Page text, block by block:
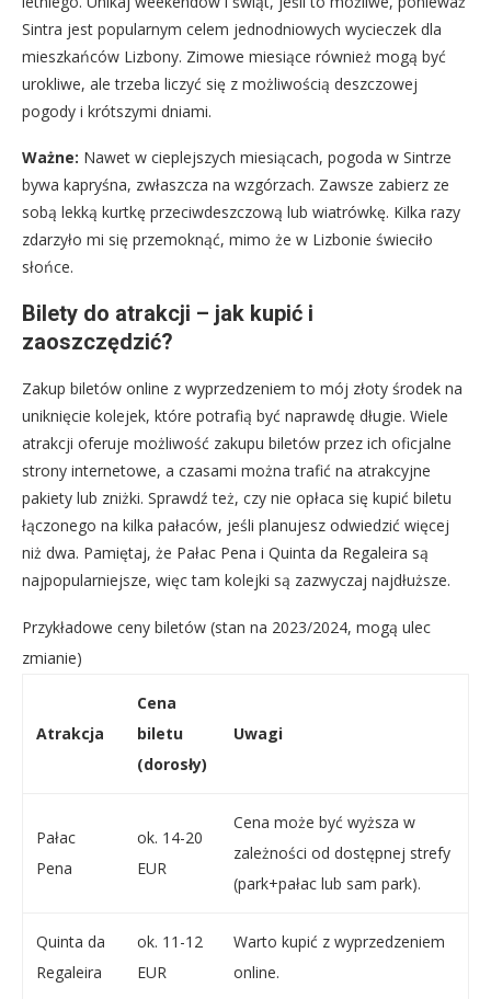
Sintra jest popularnym celem jednodniowych wycieczek dla
mieszkańców Lizbony. Zimowe miesiące również mogą być
urokliwe, ale trzeba liczyć się z możliwością deszczowej
pogody i krótszymi dniami.
Ważne: Nawet w cieplejszych miesiącach, pogoda w Sintrze
bywa kapryśna, zwłaszcza na wzgórzach. Zawsze zabierz ze
sobą lekką kurtkę przeciwdeszczową lub wiatrówkę. Kilka razy
zdarzyło mi się przemoknąć, mimo że w Lizbonie świeciło
słońce.
Bilety do atrakcji – jak kupić i
zaoszczędzić?
Zakup biletów online z wyprzedzeniem to mój złoty środek na
uniknięcie kolejek, które potrafią być naprawdę długie. Wiele
atrakcji oferuje możliwość zakupu biletów przez ich oficjalne
strony internetowe, a czasami można trafić na atrakcyjne
pakiety lub zniżki. Sprawdź też, czy nie opłaca się kupić biletu
łączonego na kilka pałaców, jeśli planujesz odwiedzić więcej
niż dwa. Pamiętaj, że Pałac Pena i Quinta da Regaleira są
najpopularniejsze, więc tam kolejki są zazwyczaj najdłuższe.
Przykładowe ceny biletów (stan na 2023/2024, mogą ulec
zmianie)
Atrakcja
Cena
biletu
(dorosły)
Uwagi
Pałac
Pena
ok. 14-20
EUR
Cena może być wyższa w
zależności od dostępnej strefy
(park+pałac lub sam park).
Quinta da
Regaleira
ok. 11-12
EUR
Warto kupić z wyprzedzeniem
online.